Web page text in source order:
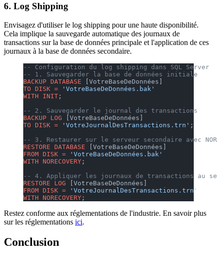
6. Log Shipping
Envisagez d'utiliser le log shipping pour une haute disponibilité.
Cela implique la sauvegarde automatique des journaux de
transactions sur la base de données principale et l'application de ces
journaux à la base de données secondaire.
-- Configuration du log shipping dans SQL Server
-- 1. Sauvegarder la base de données initiale
BACKUP DATABASE [VotreBaseDeDonnées]
TO DISK = 'VotreBaseDeDonnées.bak'
WITH INIT ;
-- 2. Sauvegarder le journal des transactions
BACKUP LOG [VotreBaseDeDonnées]
TO DISK = 'VotreJournalDesTransactions.trn' ;
-- 3. Restaurer sur le serveur secondaire avec
RESTORE DATABASE [VotreBaseDeDonnées]
FROM DISK = 'VotreBaseDeDonnées.bak'
WITH NORECOVERY ;
-- 4. Appliquer les journaux de transactions au
RESTORE LOG [VotreBaseDeDonnées]
FROM DISK = 'VotreJournalDesTransactions.trn'
WITH NORECOVERY ;
Restez conforme aux réglementations de l'industrie. En savoir plus
sur les réglementations ici.
Conclusion